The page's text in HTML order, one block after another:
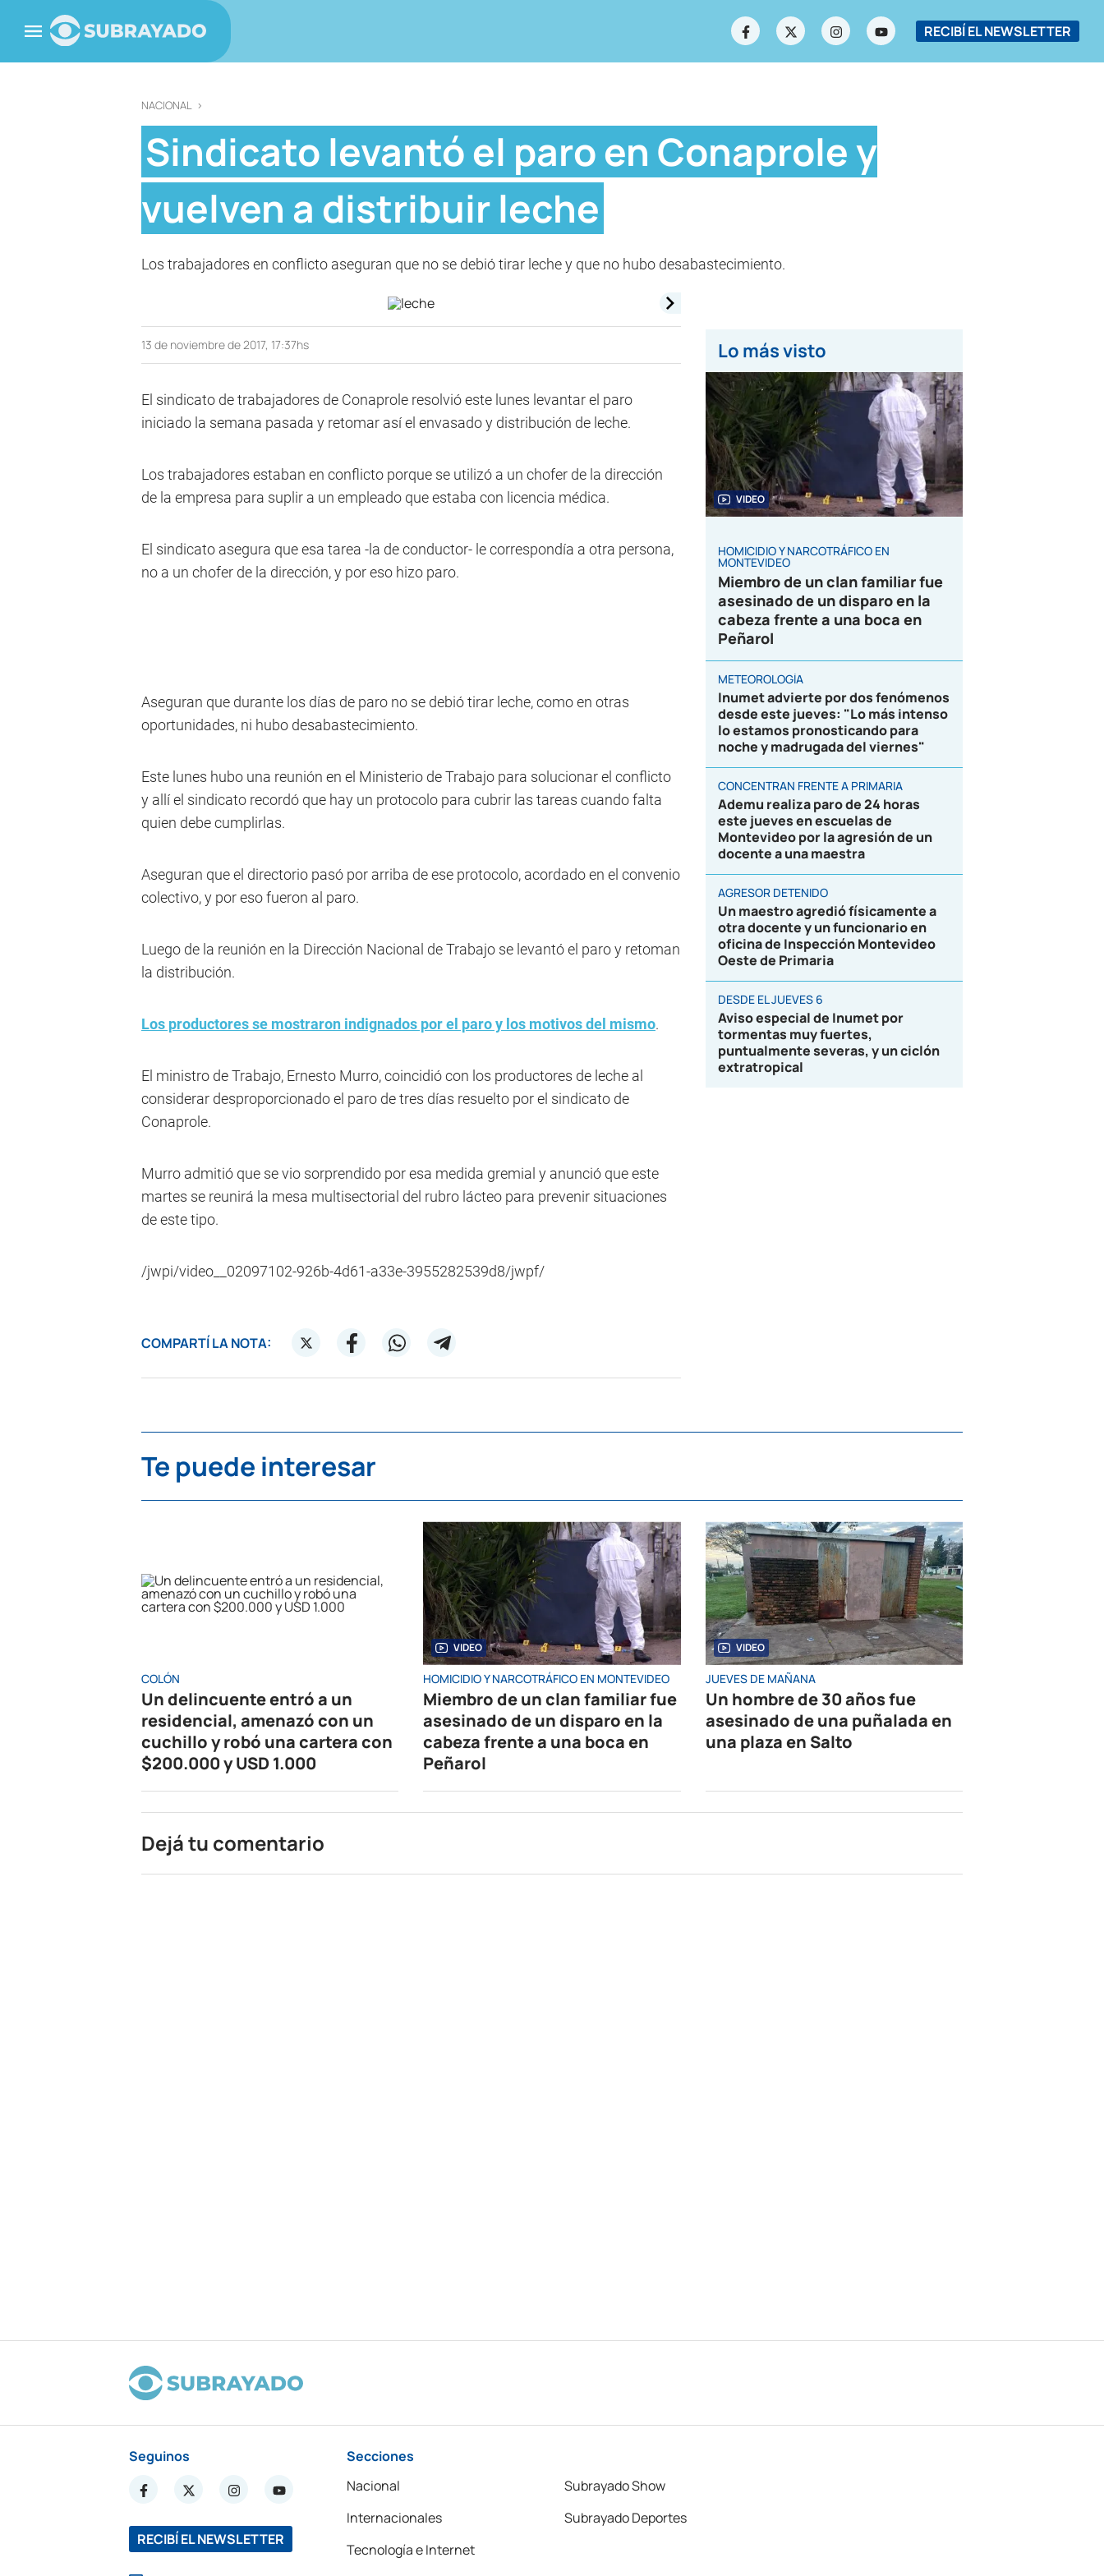
RECIBÍ EL NEWSLETTER
NACIONAL >
Sindicato levantó el paro en Conaprole y
vuelven a distribuir leche
Los trabajadores en conflicto aseguran que no se debió tirar leche y que no hubo desabastecimiento.
13 de noviembre de 2017, 17:37hs
El sindicato de trabajadores de Conaprole resolvió este lunes levantar el paro
iniciado la semana pasada y retomar así el envasado y distribución de leche.
Los trabajadores estaban en conflicto porque se utilizó a un chofer de la dirección
de la empresa para suplir a un empleado que estaba con licencia médica.
El sindicato asegura que esa tarea -la de conductor- le correspondía a otra persona,
no a un chofer de la dirección, y por eso hizo paro.
Aseguran que durante los días de paro no se debió tirar leche, como en otras
oportunidades, ni hubo desabastecimiento.
Este lunes hubo una reunión en el Ministerio de Trabajo para solucionar el conflicto
y allí el sindicato recordó que hay un protocolo para cubrir las tareas cuando falta
quien debe cumplirlas.
Aseguran que el directorio pasó por arriba de ese protocolo, acordado en el convenio
colectivo, y por eso fueron al paro.
Luego de la reunión en la Dirección Nacional de Trabajo se levantó el paro y retoman
la distribución.
Los productores se mostraron indignados por el paro y los motivos del mismo.
El ministro de Trabajo, Ernesto Murro, coincidió con los productores de leche al
considerar desproporcionado el paro de tres días resuelto por el sindicato de
Conaprole.
Murro admitió que se vio sorprendido por esa medida gremial y anunció que este
martes se reunirá la mesa multisectorial del rubro lácteo para prevenir situaciones
de este tipo.
/jwpi/video__02097102-926b-4d61-a33e-3955282539d8/jwpf/
COMPARTÍ LA NOTA:
Lo más visto
VIDEO
HOMICIDIO Y NARCOTRÁFICO EN
MONTEVIDEO
Miembro de un clan familiar fue
asesinado de un disparo en la
cabeza frente a una boca en
Peñarol
METEOROLOGÍA
Inumet advierte por dos fenómenos
desde este jueves: "Lo más intenso
lo estamos pronosticando para
noche y madrugada del viernes"
CONCENTRAN FRENTE A PRIMARIA
Ademu realiza paro de 24 horas
este jueves en escuelas de
Montevideo por la agresión de un
docente a una maestra
AGRESOR DETENIDO
Un maestro agredió físicamente a
otra docente y un funcionario en
oficina de Inspección Montevideo
Oeste de Primaria
DESDE EL JUEVES 6
Aviso especial de Inumet por
tormentas muy fuertes,
puntualmente severas, y un ciclón
extratropical
Te puede interesar
COLÓN
Un delincuente entró a un
residencial, amenazó con un
cuchillo y robó una cartera con
$200.000 y USD 1.000
VIDEO
HOMICIDIO Y NARCOTRÁFICO EN MONTEVIDEO
Miembro de un clan familiar fue
asesinado de un disparo en la
cabeza frente a una boca en
Peñarol
VIDEO
JUEVES DE MAÑANA
Un hombre de 30 años fue
asesinado de una puñalada en
una plaza en Salto
Dejá tu comentario
Seguinos
RECIBÍ EL NEWSLETTER
Secciones
Nacional
Internacionales
Tecnología e Internet
Subrayado Show
Subrayado Deportes